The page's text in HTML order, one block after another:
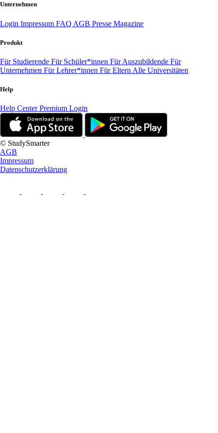
Unternehmen
Login Impressum FAQ AGB Presse Magazine
Produkt
Für Studierende Für Schüler*innen Für Auszubildende Für
Unternehmen Für Lehrer*innen Für Eltern Alle Universitäten
Help
Help CenterPremium Login
© StudySmarter
AGB
Impressum
Datenschutzerklärung